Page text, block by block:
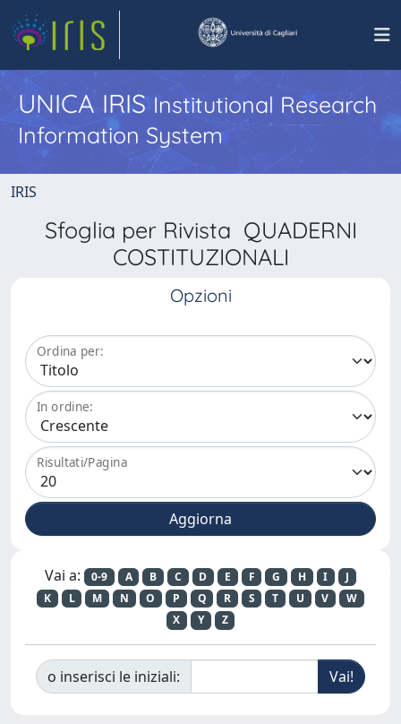
UNICA IRISInstitutional Research
Information System
IRIS
Sfoglia per Rivista QUADERNI
COSTITUZIONALI
Opzioni
Ordina per:
In ordine:
Risultati/Pagina
Vai a: 0-9 A B C D E F G H I
J
K
L M N O P Q R S T U V
W
X
Y Z
o inserisci le iniziali: